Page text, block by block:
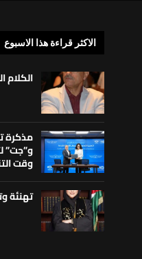
الاكثر قراءة هذا الاسبوع
الكلام
مذكرة
و”جت”
وقت
تهنئة